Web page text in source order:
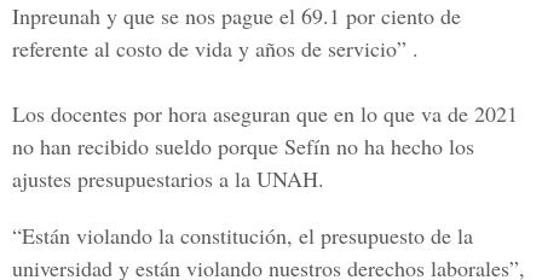
Inpreunah y que se nos pague el 69.1 por ciento de
referente al costo de vida y años de servicio” .
Los docentes por hora aseguran que en lo que va de 2021
no han recibido sueldo porque Sefín no ha hecho los
ajustes presupuestarios a la UNAH.
“Están violando la constitución, el presupuesto de la
universidad y están violando nuestros derechos laborales”,